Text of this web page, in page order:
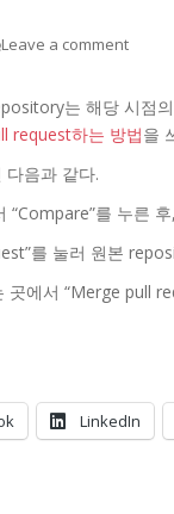
Leave a comment
는 해당 시점
request하는 방법을
다음과 같다.
“Compare”를 누른
를 눌러 원본
에서 “Merge pull
LinkedIn